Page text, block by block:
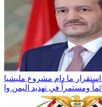
ما دام مشروع مليشيا